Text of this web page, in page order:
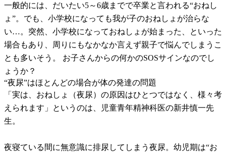
一般的には、だいたい5～6歳までで卒業と言われる“おねし
ょ”。でも、小学校になっても我が子のおねしょが治らな
い…。突然、小学校になっておねしょが始まった、といった
場合もあり、周りにもなかなか言えず親子で悩んでしまうこ
とも多いそう。 お子さんからの何かのSOSサインなのでし
ょうか？
“夜尿”はほとんどの場合が体の発達の問題
「実は、おねしょ（夜尿）の原因はひとつではなく、様々考
えられます」というのは、児童青年精神科医の新井慎一先
生。
夜寝ている間に無意識に排尿してしまう夜尿。幼児期は“お